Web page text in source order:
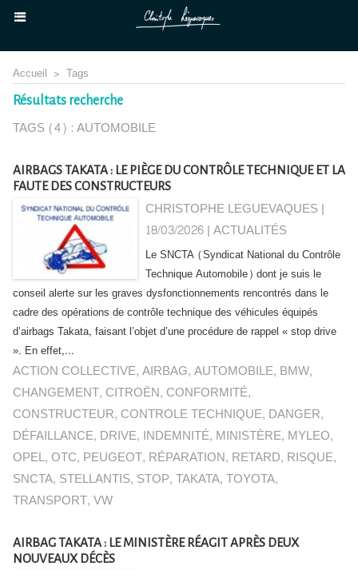
Accueil > Tags
Résultats recherche
TAGS (4) : AUTOMOBILE
AIRBAGS TAKATA : LE PIÈGE DU CONTRÔLE TECHNIQUE ET LA
FAUTE DES CONSTRUCTEURS
CHRISTOPHE LEGUEVAQUES |
18/03/2026|ACTUALITÉS
Le SNCTA (Syndicat National du Contrôle
Technique Automobile) dont je suis le
conseil alerte sur les graves dysfonctionnements rencontrés dans le
cadre des opérations de contrôle technique des véhicules équipés
d’airbags Takata, faisant l’objet d’une procédure de rappel « stop drive
». En effet,...
ACTION COLLECTIVE,AIRBAG,AUTOMOBILE, BMW,
CHANGEMENT, CITROËN, CONFORMITÉ,
CONSTRUCTEUR, CONTROLE TECHNIQUE, DANGER,
DÉFAILLANCE, DRIVE, INDEMNITÉ, MINISTÈRE, MYLEO,
OPEL,OTC, PEUGEOT, RÉPARATION, RETARD, RISQUE,
SNCTA, STELLANTIS, STOP,TAKATA,TOYOTA,
TRANSPORT,VW
AIRBAG TAKATA : LE MINISTÈRE RÉAGIT APRÈS DEUX
NOUVEAUX DÉCÈS